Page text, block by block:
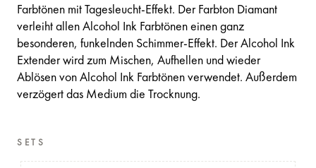
Farbtönen mit Tagesleucht-Effekt. Der Farbton Diamant
verleiht allen Alcohol Ink Farbtönen einen ganz
besonderen, funkelnden Schimmer-Effekt. Der Alcohol Ink
Extender wird zum Mischen, Aufhellen und wieder
Ablösen von Alcohol Ink Farbtönen verwendet. Außerdem
verzögert das Medium die Trocknung.
SETS